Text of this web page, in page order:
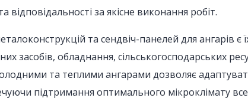
за якісне виконання робіт.
та сендвіч-панелей для ангарів є
засобів, обладнання, сільськогосподарських
та теплими ангарами дозволяє
підтримання оптимального мікроклімату